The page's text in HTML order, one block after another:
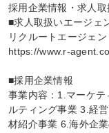
採用企業情報・求人
■求人取扱いエージェ
リクルートエージェン
https://www.r-
■採用企業情報
事業内容：1.マーケ
ルティング事業 3.経
材紹介事業 6.海外企